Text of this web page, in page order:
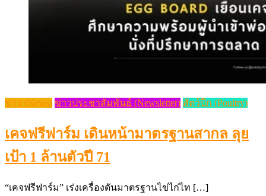
ข่าว (News) ข่าวประชาสัมพันธ์ (Newsletter) สัตว์ปีก (Poultry)
เคจฟรีฟาร์ม เดินหน้ามาตรฐานสากล ลุย
เป้า 1 ล้านตัวปี 71
“เคจฟรีฟาร์ม” เร่งเครื่องดันมาตรฐานไข่ไก่ไท […]